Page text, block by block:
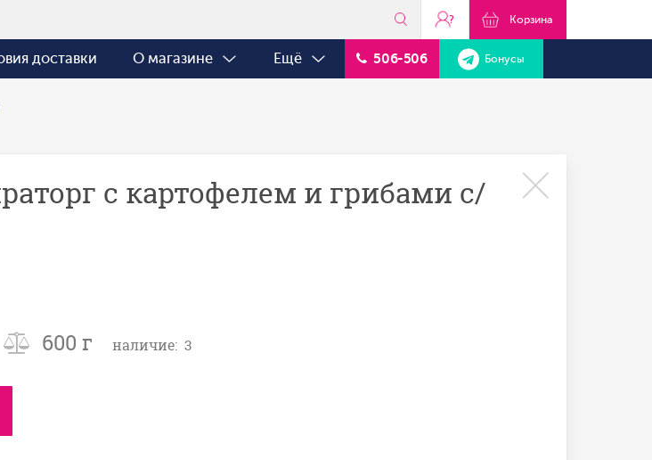
? Корзина
доставки О магазине Ещё 506-506 Бонусы
с картофелем и грибами с/
600 г наличие: 3